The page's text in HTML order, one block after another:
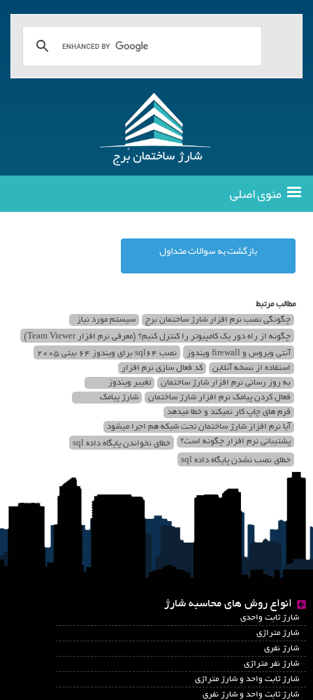
منوی اصلی
بازگشت به سوالات متداول
مطالب مرتبط
چگونگی نصب نرم افزار شارژ ساختمان برج
سیستم مورد نیاز
چگونه از راه دور یک کامپیوتر را کنترل کنیم؟ (معرفی نرم افزار Team Viewer)
آنتی ویروس و firewall ویندوز
نصب sql64 برای ویندوز 64 بیتی 2005
استفاده از نسخه آنلاین
کد فعال سازی نرم افزار
به روز رسانی نرم افزار شارژ ساختمان
تغییر ویندوز
فعال کردن پیامک نرم افزار شارژ ساختمان
شارژ پیامک
فرم های چاپ کار نمیکند و خطا میدهد
آیا نرم افزاز شارژ ساختمان تحت شبکه هم اجرا میشود
پشتیبانی نرم افزار چگونه است؟
خطای نخواندن پایگاه داده sql
خطای نصب نشدن پایگاه داده sql
انواع روش های محاسبه شارژ
شارژ ثابت واحدی
شارژ متراژی
شارژ نفری
شارژ نفر متراژی
شارژ ثابت واحد و شارژ متراژی
شارژ ثابت واحد و شارژ نفری